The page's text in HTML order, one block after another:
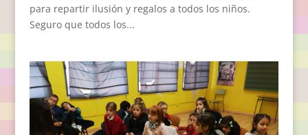
para repartir ilusión y regalos a todos los niños.
Seguro que todos los...